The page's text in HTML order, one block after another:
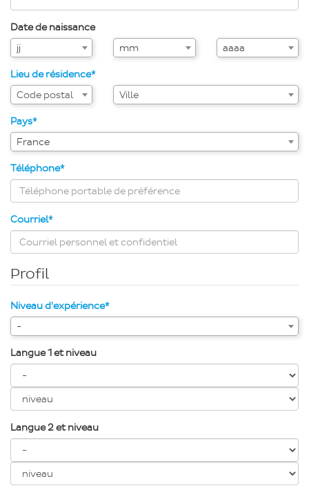
Date de naissance
jj
Mois
de
mm
Année
de
aaaa
Lieu de résidence*
Assistance
de
saisie
pour
la
via
code
postal
Code postal Ville
Ville
Pays*
France
Téléphone*
Courriel*
Profil
Niveau d'expérience*
-
Langue 1 et niveau
Langue 2 et niveau